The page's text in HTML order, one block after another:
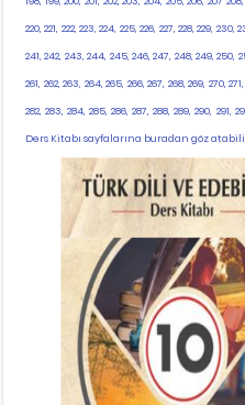
220, 221, 222, 223, 224, 225, 226, 227, 228, 229,
241, 242, 243, 244, 245, 246, 247, 248, 249, 250,
261, 262, 263, 264, 265, 266, 267, 268, 269, 270,
282, 283, 284, 285, 286, 287, 288, 289, 290, 291,
Ders Kitabı sayfalarına buradan göz